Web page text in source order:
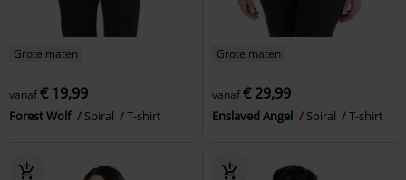
Grote maten
vanaf€ 19,99
Forest Wolf Spiral T-shirt
Grote maten
vanaf€ 29,99
Enslaved Angel Spiral T-shirt